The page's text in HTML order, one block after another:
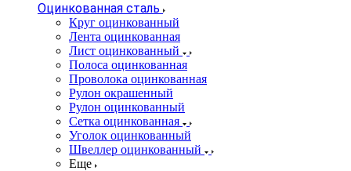
Оцинкованная сталь
Круг оцинкованный
Лента оцинкованная
Лист оцинкованный
Полоса оцинкованная
Проволока оцинкованная
Рулон окрашенный
Рулон оцинкованный
Сетка оцинкованная
Уголок оцинкованный
Швеллер оцинкованный
Еще